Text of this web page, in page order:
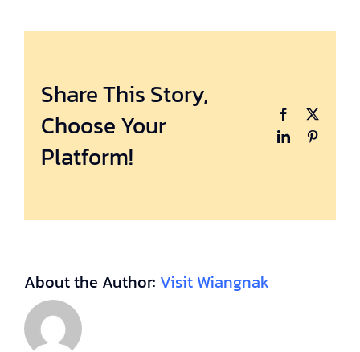
Share This Story,
Choose Your
Platform!
Facebook
X
LinkedIn
About the Author: Visit Wiangnak